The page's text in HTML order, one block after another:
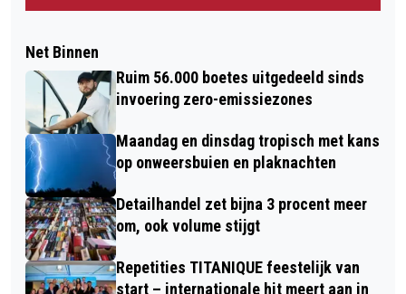
Net Binnen
Ruim 56.000 boetes uitgedeeld sinds
invoering zero-emissiezones
Maandag en dinsdag tropisch met kans
op onweersbuien en plaknachten
Detailhandel zet bijna 3 procent meer
om, ook volume stijgt
Repetities TITANIQUE feestelijk van
start – internationale hit meert aan in